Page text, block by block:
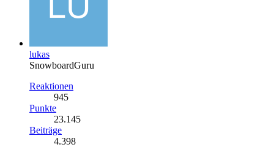
lukas
SnowboardGuru
Reaktionen
945
Punkte
23.145
Beiträge
4.398